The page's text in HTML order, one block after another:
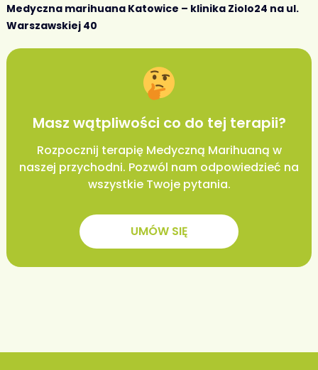
Medyczna marihuana Katowice – klinika Ziolo24 na ul.
Warszawskiej 40
Masz wątpliwości co do tej terapii?
Rozpocznij terapię Medyczną Marihuaną w
naszej przychodni. Pozwól nam odpowiedzieć na
wszystkie Twoje pytania.
UMÓW SIĘ